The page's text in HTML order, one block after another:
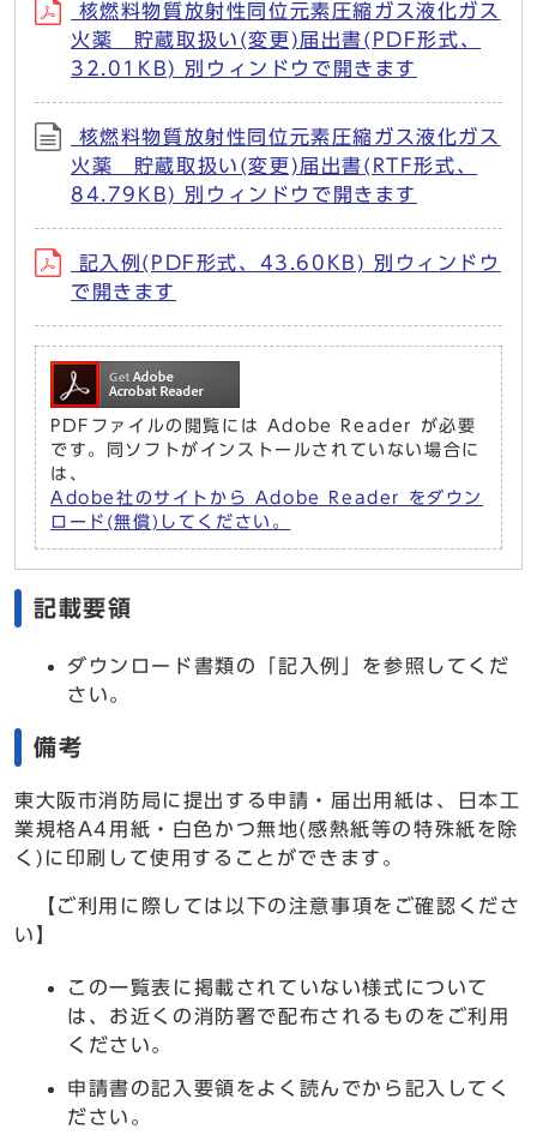
核燃料物質放射性同位元素圧縮ガス液化ガス
火薬 貯蔵取扱い(変更)届出書(PDF形式、
32.01KB) 別ウィンドウで開きます
核燃料物質放射性同位元素圧縮ガス液化ガス
火薬 貯蔵取扱い(変更)届出書(RTF形式、
84.79KB) 別ウィンドウで開きます
記入例(PDF形式、43.60KB) 別ウィンドウ
で開きます
PDFファイルの閲覧には Adobe Reader が必要
です。同ソフトがインストールされていない場合に
は、
Adobe社のサイトから Adobe Reader をダウン
ロード(無償)してください。
記載要領
ダウンロード書類の「記入例」を参照してくだ
さい。
備考
東大阪市消防局に提出する申請・届出用紙は、日本工
業規格A4用紙・白色かつ無地(感熱紙等の特殊紙を除
く)に印刷して使用することができます。
【ご利用に際しては以下の注意事項をご確認くださ
い】
この一覧表に掲載されていない様式について
は、お近くの消防署で配布されるものをご利用
ください。
申請書の記入要領をよく読んでから記入してく
ださい。